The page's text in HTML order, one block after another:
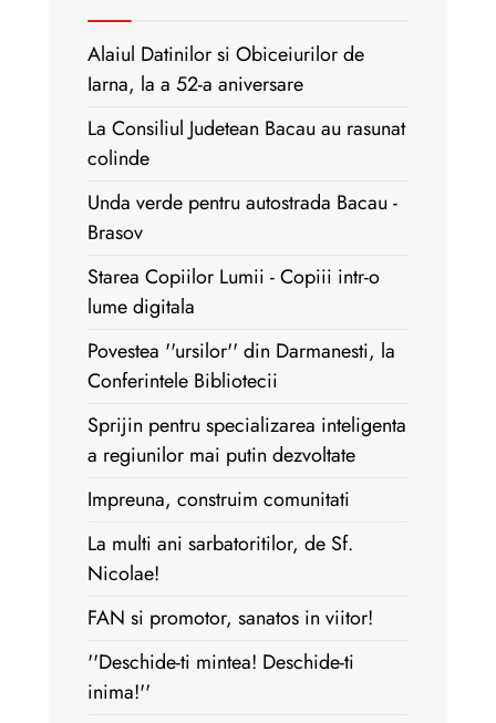
Alaiul Datinilor si Obiceiurilor de
Iarna, la a 52-a aniversare
La Consiliul Judetean Bacau au rasunat
colinde
Unda verde pentru autostrada Bacau -
Brasov
Starea Copiilor Lumii - Copiii intr-o
lume digitala
Povestea ''ursilor'' din Darmanesti, la
Conferintele Bibliotecii
Sprijin pentru specializarea inteligenta
a regiunilor mai putin dezvoltate
Impreuna, construim comunitati
La multi ani sarbatoritilor, de Sf.
Nicolae!
FAN si promotor, sanatos in viitor!
''Deschide-ti mintea! Deschide-ti
inima!''